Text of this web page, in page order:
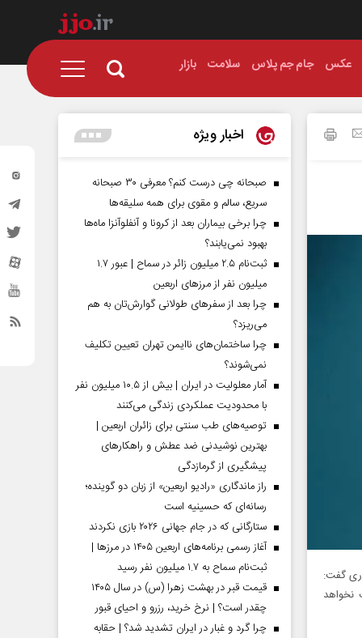
عکس جام جم پلاس سلامت بازار
گفت:
نخواهد
اخبار ویژه
صبحانه چی درست کنم؟ معرفی ۳۰ صبحانه
سریع، سالم و مقوی برای همه سلیقه‌ها
چرا برخی بیماران بعد از کرونا و آنفلوآنزا ماه‌ها
بهبود نمی‌یابند؟
ثبت‌نام ۲.۵ میلیون زائر در سماح | عبور ۱.۷
میلیون نفر از مرز‌های اربعین
چرا بعد از سفرهای طولانی گوارش‌تان به هم
می‌ریزد؟
چرا ساختمان‌های ناایمن تهران تعیین تکلیف
نمی‌شوند؟
آمار معلولیت در ایران | بیش از ۱۰.۵ میلیون نفر
با محدودیت عملکردی زندگی می‌کنند
توصیه‌های طب سنتی برای زائران اربعین |
بهترین نوشیدنی ضد عطش و راهکارهای
پیشگیری از گرمازدگی
راز ماندگاری «رادیو اربعین» از زبان دو گوینده؛
رسانه‌ای که حسینیه است
ستارگانی که در جام جهانی ۲۰۲۶ بازی نکردند
آغاز رسمی برنامه‌های اربعین ۱۴۰۵ در مرز‌ها |
ثبت‌نام سماح به ۱.۷ میلیون نفر رسید
قیمت قبر در بهشت زهرا (س) در سال ۱۴۰۵
چقدر است؟ | نرخ خرید، رزرو و احیای قبور
چرا گرد و غبار در ایران تشدید شد؟ | حقابه